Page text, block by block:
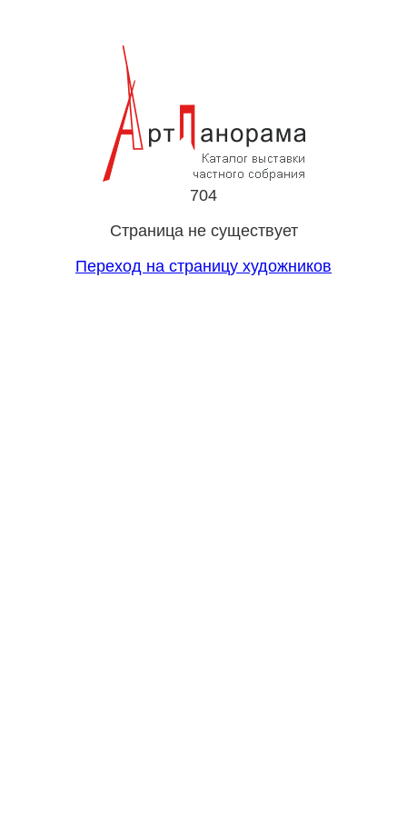
704
Страница не существует
Переход на страницу художников